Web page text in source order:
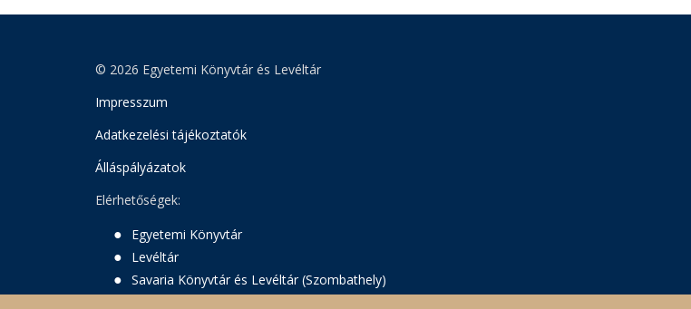
© 2026 Egyetemi Könyvtár és Levéltár
Impresszum
Adatkezelési tájékoztatók
Álláspályázatok
Elérhetőségek:
Egyetemi Könyvtár
Levéltár
Savaria Könyvtár és Levéltár (Szombathely)